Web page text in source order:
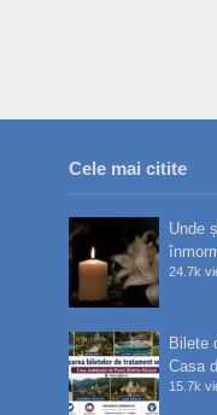
Cele mai citite
Unde
24.7k
Bilete
Casa
15.7k